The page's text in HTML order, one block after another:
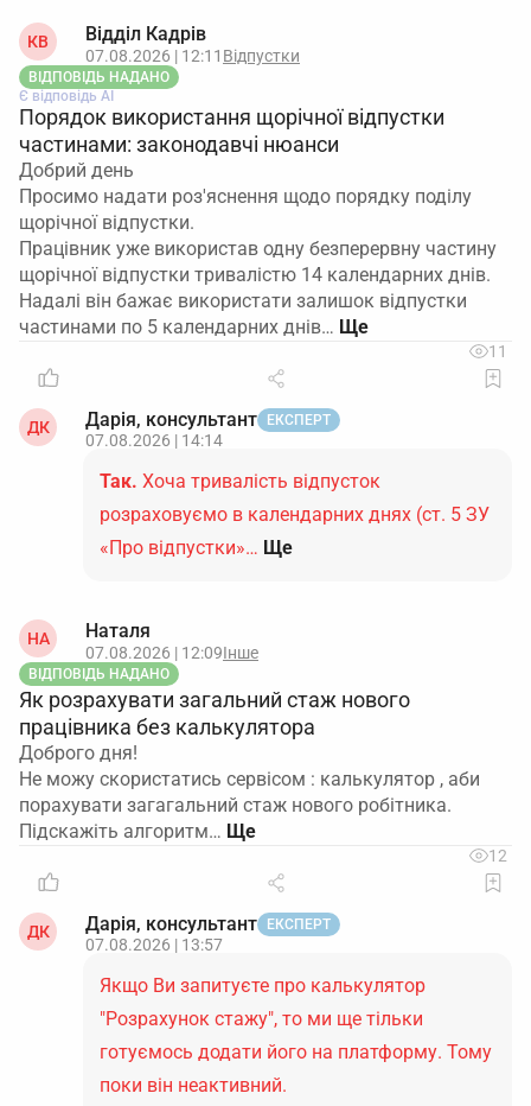
КВ Відділ Кадрів
07.08.2026 | 12:11 Відпустки
ВІДПОВІДЬ НАДАНО
Є відповідь АІ
Порядок використання щорічної відпустки
частинами: законодавчі нюанси
Добрий день
Просимо надати роз'яснення щодо порядку поділу
щорічної відпустки.
Працівник уже використав одну безперервну частину
щорічної відпустки тривалістю 14 календарних днів.
Надалі він бажає використати залишок відпустки
частинами по 5 календарних днів…
11
ДК Дарія, консультант ЕКСПЕРТ
07.08.2026 | 14:14
Так. Хоча тривалість відпусток
розраховуємо в календарних днях (ст. 5 ЗУ
«Про відпустки»… Ще
НА Наталя
07.08.2026 | 12:09Інше
ВІДПОВІДЬ НАДАНО
Як розрахувати загальний стаж нового
працівника без калькулятора
Доброго дня!
Не можу скористатись сервісом : калькулятор , аби
порахувати загагальний стаж нового робітника.
Підскажіть алгоритм…
12
ДК Дарія, консультант ЕКСПЕРТ
07.08.2026 | 13:57
Якщо Ви запитуєте про калькулятор
"Розрахунок стажу", то ми ще тільки
готуємось додати його на платформу. Тому
поки він неактивний.